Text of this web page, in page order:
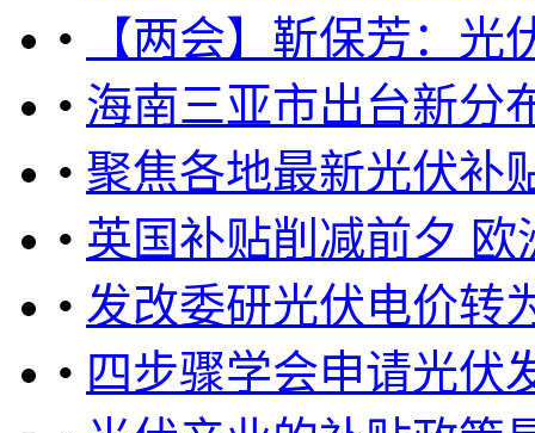
•
【两会】靳保芳：
• 海南三亚市出台新分
• 聚焦各地最新光伏补
• 英国补贴削减前夕
• 发改委研光伏电价转
• 四步骤学会申请光伏